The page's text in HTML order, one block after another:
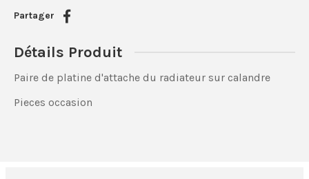
Partager
Détails Produit
Paire de platine d'attache du radiateur sur calandre
Pieces occasion